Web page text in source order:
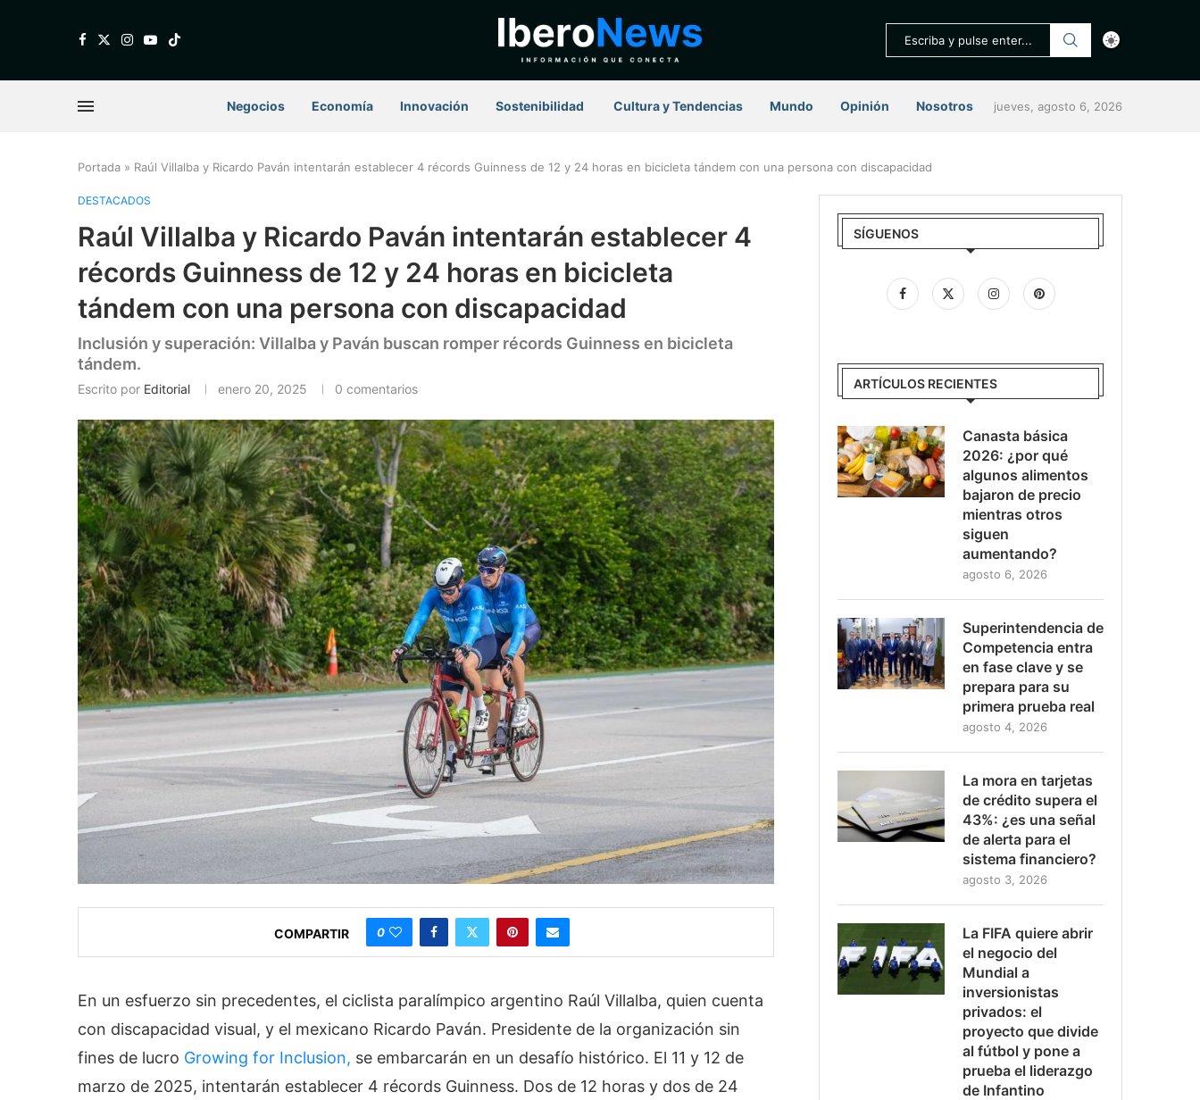
Negocios Economía Innovación Sostenibilidad ⁠ Cultura y Tendencias Mundo Opinión Nosotros jueves, agosto 6, 2026
Portada » Raúl Villalba y Ricardo Paván intentarán establecer 4 récords Guinness de 12 y 24 horas en bicicleta tándem con una persona con discapacidad
DESTACADOS
Raúl Villalba y Ricardo Paván intentarán establecer 4
récords Guinness de 12 y 24 horas en bicicleta
tándem con una persona con discapacidad
Inclusión y superación: Villalba y Paván buscan romper récords Guinness en bicicleta
tándem.
Escrito por Editorial enero 20, 2025 0 comentarios
COMPARTIR 0
En un esfuerzo sin precedentes, el ciclista paralímpico argentino Raúl Villalba, quien cuenta
con discapacidad visual, y el mexicano Ricardo Paván. Presidente de la organización sin
fines de lucro Growing for Inclusion, se embarcarán en un desafío histórico. El 11 y 12 de
marzo de 2025, intentarán establecer 4 récords Guinness. Dos de 12 horas y dos de 24
SÍGUENOS
ARTÍCULOS RECIENTES
Canasta básica
2026: ¿por qué
algunos alimentos
bajaron de precio
mientras otros
siguen
aumentando?
agosto 6, 2026
Superintendencia de
Competencia entra
en fase clave y se
prepara para su
primera prueba real
agosto 4, 2026
La mora en tarjetas
de crédito supera el
43%: ¿es una señal
de alerta para el
sistema financiero?
agosto 3, 2026
La FIFA quiere abrir
el negocio del
Mundial a
inversionistas
privados: el
proyecto que divide
al fútbol y pone a
prueba el liderazgo
de Infantino